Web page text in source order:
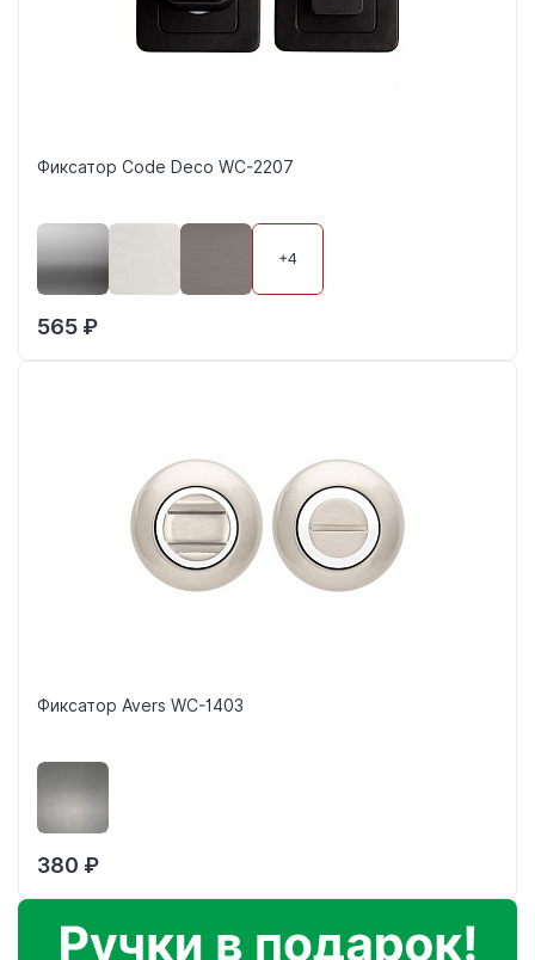
Фиксатор Code Deco WC-2207
+4
565 ₽
Фиксатор Avers WC-1403
380 ₽